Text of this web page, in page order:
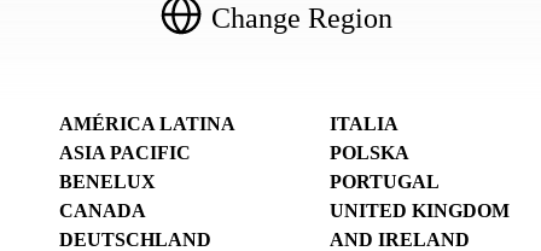
Change Region
AMÉRICA LATINA
ASIA PACIFIC
BENELUX
CANADA
DEUTSCHLAND
ITALIA
POLSKA
PORTUGAL
UNITED KINGDOM
AND IRELAND